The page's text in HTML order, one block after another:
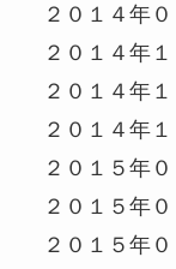
２０１４年
２０１４年
２０１４年
２０１４年
２０１５年
２０１５年
２０１５年